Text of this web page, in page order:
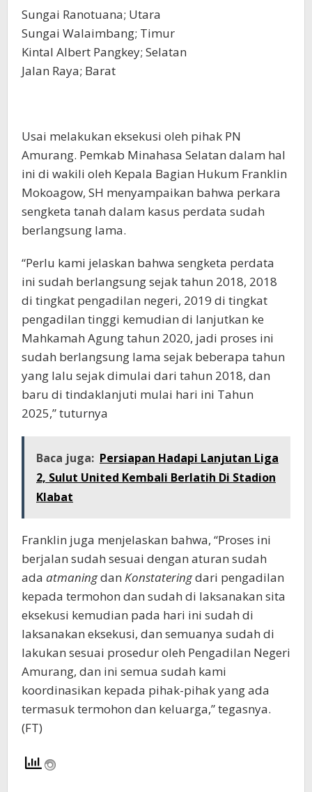
Sungai Ranotuana; Utara
Sungai Walaimbang; Timur
Kintal Albert Pangkey; Selatan
Jalan Raya; Barat
Usai melakukan eksekusi oleh pihak PN
Amurang. Pemkab Minahasa Selatan dalam hal
ini di wakili oleh Kepala Bagian Hukum Franklin
Mokoagow, SH menyampaikan bahwa perkara
sengketa tanah dalam kasus perdata sudah
berlangsung lama.
“Perlu kami jelaskan bahwa sengketa perdata
ini sudah berlangsung sejak tahun 2018, 2018
di tingkat pengadilan negeri, 2019 di tingkat
pengadilan tinggi kemudian di lanjutkan ke
Mahkamah Agung tahun 2020, jadi proses ini
sudah berlangsung lama sejak beberapa tahun
yang lalu sejak dimulai dari tahun 2018, dan
baru di tindaklanjuti mulai hari ini Tahun
2025,” tuturnya
Baca juga: Persiapan Hadapi Lanjutan Liga
2, Sulut United Kembali Berlatih Di Stadion
Klabat
Franklin juga menjelaskan bahwa, “Proses ini
berjalan sudah sesuai dengan aturan sudah
ada atmaningdan Konstateringdari pengadilan
kepada termohon dan sudah di laksanakan sita
eksekusi kemudian pada hari ini sudah di
laksanakan eksekusi, dan semuanya sudah di
lakukan sesuai prosedur oleh Pengadilan Negeri
Amurang, dan ini semua sudah kami
koordinasikan kepada pihak-pihak yang ada
termasuk termohon dan keluarga,” tegasnya.
(FT)